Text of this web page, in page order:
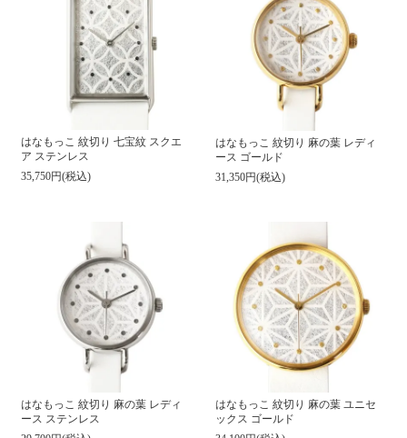
はなもっこ 紋切り 七宝紋 スクエ
ア ステンレス
35,750円(税込)
はなもっこ 紋切り 麻の葉 レディ
ース ゴールド
31,350円(税込)
はなもっこ 紋切り 麻の葉 レディ
ース ステンレス
はなもっこ 紋切り 麻の葉 ユニセ
ックス ゴールド